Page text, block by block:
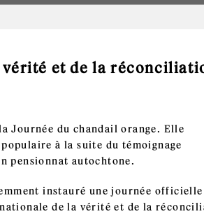
et de la
Journée du chandail orange. Elle
à la suite du témoignage
pensionnat autochtone.
instauré une journée
de la vérité et de la